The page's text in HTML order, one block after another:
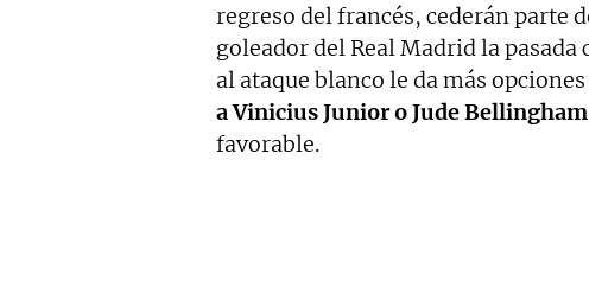
regreso del francés, cederán parte
goleador del Real Madrid la pasada
al ataque blanco le da más
a Vinicius Junior o Jude
favorable.